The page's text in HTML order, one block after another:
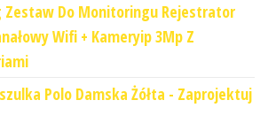
Zestaw Do Monitoringu Rejestrator
Wifi + Kameryip 3Mp Z
Polo Damska Żółta - Zaprojektuj